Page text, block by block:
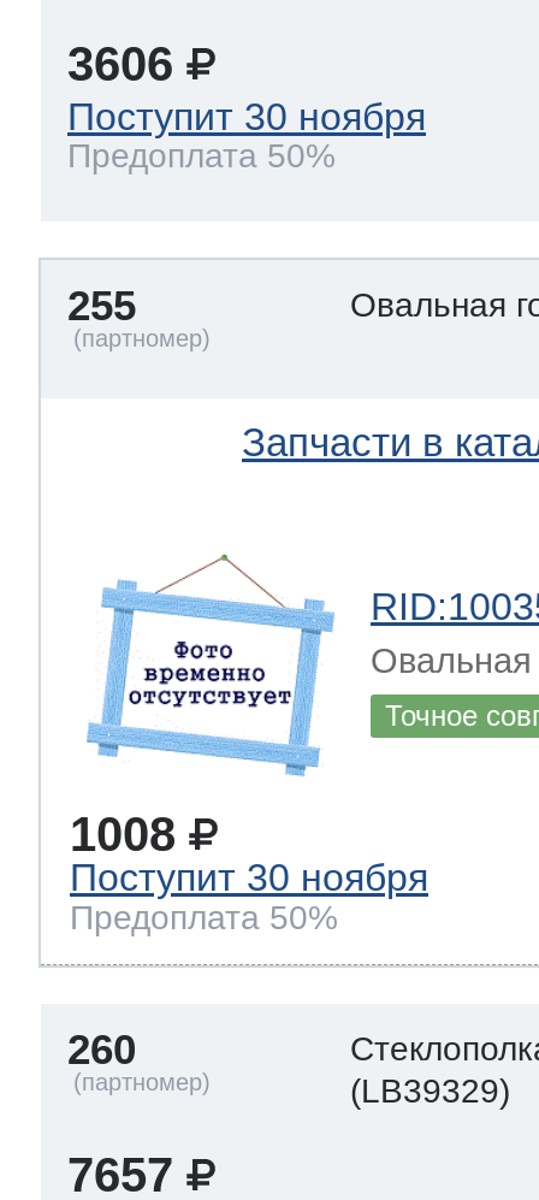
3606
Поступит 30 ноября
Предоплата 50%
255 Овальная
Запчасти в
Овальная
Точное
1008
Поступит 30 ноября
Предоплата 50%
260
(LB39329)
7657